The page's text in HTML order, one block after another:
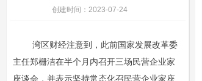
湾区财经注意到，此前国家发展改革委
主任郑栅洁在半个月内召开三场民营企业家
座谈会，并表示坚持常态化召民营企业家座
创建时间： 2023-07-24